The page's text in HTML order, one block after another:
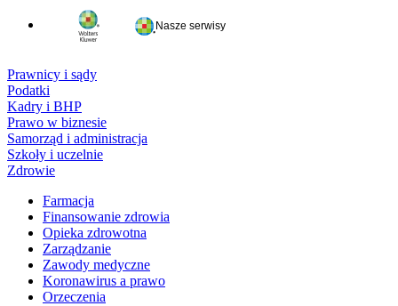
Nasze serwisy
Prawnicy i sądy
Podatki
Kadry i BHP
Prawo w biznesie
Samorząd i administracja
Szkoły i uczelnie
Zdrowie
Farmacja
Finansowanie zdrowia
Opieka zdrowotna
Zarządzanie
Zawody medyczne
Koronawirus a prawo
Orzeczenia